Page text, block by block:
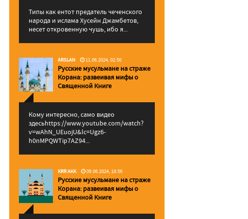
Типы как ентот предатель чеченского
народа и ислама Хусейн Джамбетов,
несет откровенную чушь, ибо я...
ARSLAN 11.06.2024, 02:50
Русские мусульмане на страже
Корана: pазвеивая мифы о
Священной Книге
Кому интересно, само видео
здесьhttps://www.youtube.com/watch?
v=wAhN_UEuojU&lc=Ugz6-
h0nMPQWTip7AZ94...
KRR AKK 09.06.2024, 18:56
Русские мусульмане на страже
Корана: pазвеивая мифы о
Священной Книге